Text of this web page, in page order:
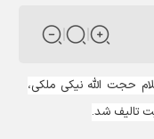
الله نیکی ملکی،
تالیف شد.